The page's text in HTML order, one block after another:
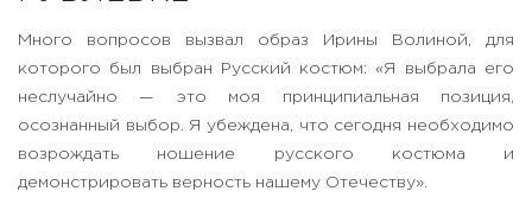
Много вопросов вызвал образ Ирины Волиной, для
которого был выбран Русский костюм: «Я выбрала его
неслучайно — это моя принципиальная позиция,
осознанный выбор. Я убеждена, что сегодня необходимо
возрождать ношение русского костюма и
демонстрировать верность нашему Отечеству».